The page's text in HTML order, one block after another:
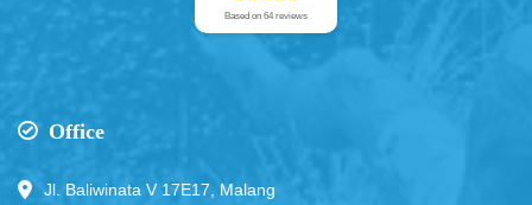
Based on 64 reviews
Office
Jl. Baliwinata V 17E17, Malang